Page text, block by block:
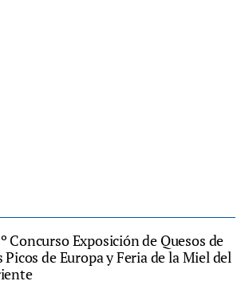
Concurso Exposición de Quesos de
Picos de Europa y Feria de la Miel del